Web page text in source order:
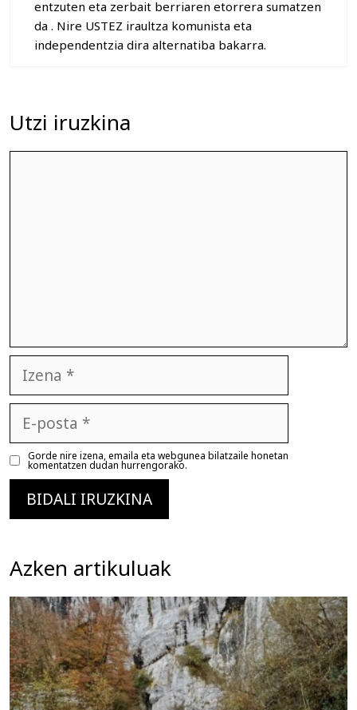
entzuten eta zerbait berriaren etorrera sumatzen
da . Nire USTEZ iraultza komunista eta
independentzia dira alternatiba bakarra.
Utzi iruzkina
posta
Gorde nire izena, emaila eta webgunea bilatzaile honetan
komentatzen dudan hurrengorako.
Azken artikuluak